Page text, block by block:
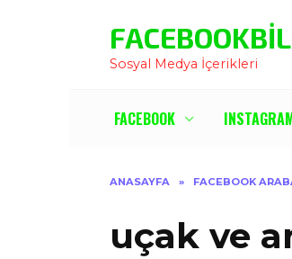
Sosyal Medya İçerikleri
FACEBOOK
ANASAYFA » FACEBOOK
uçak ve